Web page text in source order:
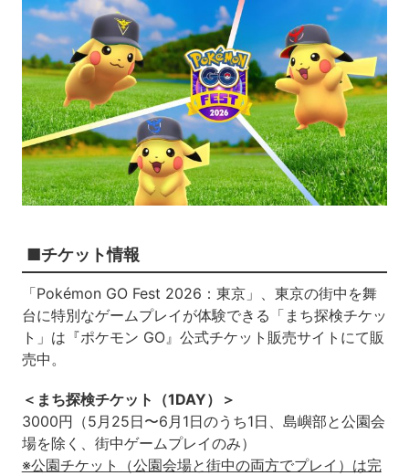
■チケット情報
「Pokémon GO Fest 2026：東京」、東京の街中を舞
台に特別なゲームプレイが体験できる「まち探検チケッ
ト」は『ポケモン GO』公式チケット販売サイトにて販
売中。
＜まち探検チケット（1DAY）＞
3000円（5月25日〜6月1日のうち1日、島嶼部と公園会
場を除く、街中ゲームプレイのみ）
※公園チケット（公園会場と街中の両方でプレイ）は完